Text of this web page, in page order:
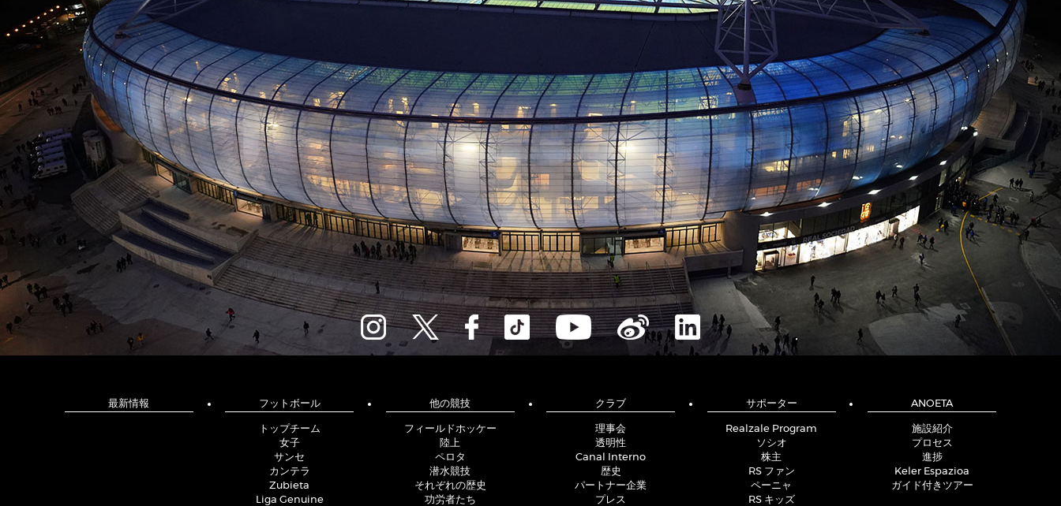
最新情報 フットボール
トップチーム
女子
サンセ
カンテラ
Zubieta
Liga Genuine
他の競技
フィールドホッケー
陸上
ペロタ
潜水競技
それぞれの歴史
功労者たち
クラブ
理事会
透明性
Canal Interno
歴史
パートナー企業
プレス
サポーター
Realzale Program
ソシオ
株主
RS ファン
ペーニャ
RS キッズ
ANOETA
施設紹介
プロセス
進捗
Keler Espazioa
ガイド付きツアー